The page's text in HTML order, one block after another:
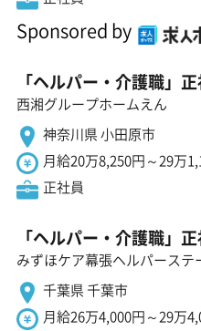
Sponsored by
「ヘルパー・介護職」
西湘グループホームえん
神奈川県 小田原市
月給20万8,250円～29万
正社員
「ヘルパー・介護職」
みずほケア幕張ヘルパーステ
千葉県 千葉市
月給26万4,000円～29万